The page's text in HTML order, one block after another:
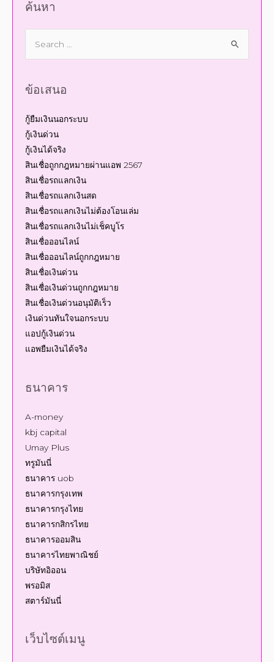
ข้อเสนอ
กู้ยืมเงินนอกระบบ
กู้เงินได้จริง
สินเชื่อถูกกฎหมายผ่านแอพ 2567
สินเชื่อรถแลกเงิน
สินเชื่อรถแลกเงินสด
สินเชื่อรถแลกเงินไม่ต้องโอนเล่ม
สินเชื่อรถแลกเงินไม่เช็คบูโร
สินเชื่อออนไลน์
สินเชื่อออนไลน์ถูกกฎหมาย
สินเชื่อเงินด่วน
สินเชื่อเงินด่วนถูกกฎหมาย
สินเชื่อเงินด่วนอนุมัติเร็ว
เงินด่วนทันใจนอกระบบ
แอปกู้เงินด่วน
แอพยืมเงินได้จริง
A-money
Umay Plus
ทรูมันนี่
ธนาคาร uob
ธนาคารกรุงเทพ
ธนาคารกรุงไทย
ธนาคารกสิกรไทย
ธนาคารออมสิน
ธนาคารไทยพาณิชย์
บริษัทอิออน
พรอมิส
สตาร์มันนี่
บล็อกและบท